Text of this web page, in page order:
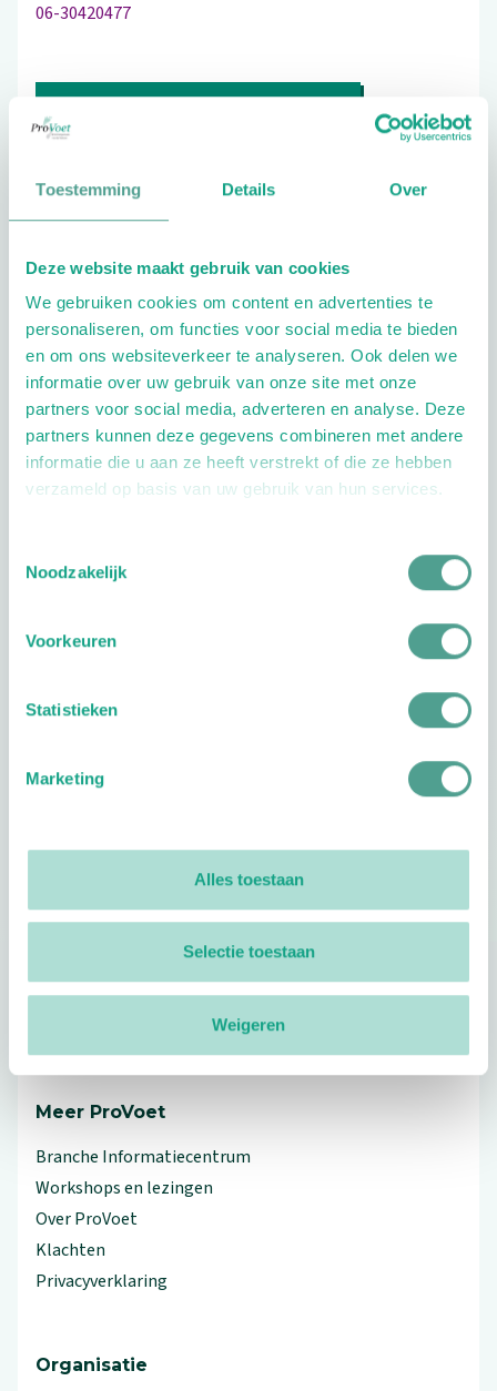
Toestemming Details Over
Deze website maakt gebruik van cookies
We gebruiken cookies om content en advertenties te
personaliseren, om functies voor social media te bieden
en om ons websiteverkeer te analyseren. Ook delen we
informatie over uw gebruik van onze site met onze
partners voor social media, adverteren en analyse. Deze
partners kunnen deze gegevens combineren met andere
informatie die u aan ze heeft verstrekt of die ze hebben
verzameld op basis van uw gebruik van hun services.
Noodzakelijk
Voorkeuren
Statistieken
Marketing
Alles toestaan
Selectie toestaan
Weigeren
06-30420477
Schrijf ook een review
Aandachtsgebieden
Diabetes Reuma Sport
Wellness
Geriatrie
Kinderen
Extra opties
Plan je route
(Let op uitgaande link)
(Let op uitgaande link)
twitter(Let op uitgaande link)
instagram
Meer ProVoet
Branche Informatiecentrum
Workshops en lezingen
Over ProVoet
Klachten
Privacyverklaring
Organisatie